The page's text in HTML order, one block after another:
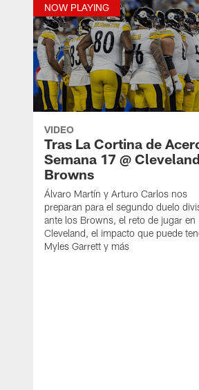
NOW PLAYING
VIDEO
Tras La Cortina de
Semana 17 @ Cleveland
Browns
Álvaro Martín y Arturo Carlos nos
preparan para el segundo duelo
ante los Browns, el reto de jugar en
Cleveland, el impacto que puede
Myles Garrett y más